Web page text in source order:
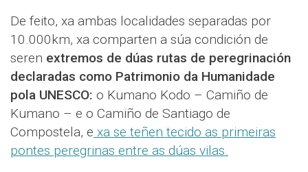
De feito, xa ambas localidades separadas por
10.000km, xa comparten a súa condición de
seren extremos de dúas rutas de peregrinación
declaradas como Patrimonio da Humanidade
pola UNESCO: o Kumano Kodo – Camiño de
Kumano – e o Camiño de Santiago de
Compostela, e xa se teñen tecido as primeiras
pontes peregrinas entre as dúas vilas.